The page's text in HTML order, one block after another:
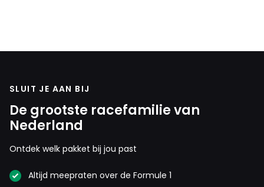
SLUIT JE AAN BIJ
De grootste racefamilie van
Nederland
Ontdek welk pakket bij jou past
Altijd meepraten over de Formule 1